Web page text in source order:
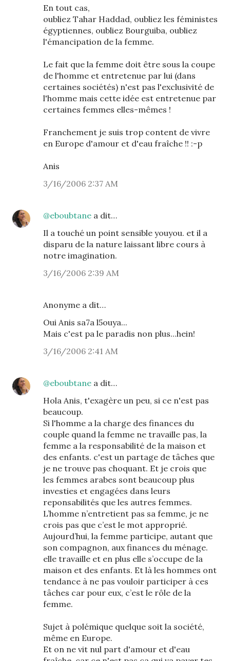
En tout cas,
oubliez Tahar Haddad, oubliez les féministes
égyptiennes, oubliez Bourguiba, oubliez
l'émancipation de la femme.
Le fait que la femme doit être sous la coupe
de l'homme et entretenue par lui (dans
certaines sociétés) n'est pas l'exclusivité de
l'homme mais cette idée est entretenue par
certaines femmes elles-mêmes !
Franchement je suis trop content de vivre
en Europe d'amour et d'eau fraîche !! :-p
Anis
3/16/2006 2:37 AM
@eboubtane a dit…
Il a touché un point sensible youyou. et il a
disparu de la nature laissant libre cours à
notre imagination.
3/16/2006 2:39 AM
Anonyme a dit…
Oui Anis sa7a l5ouya...
Mais c'est pa le paradis non plus...hein!
3/16/2006 2:41 AM
@eboubtane a dit…
Hola Anis, t'exagère un peu, si ce n'est pas
beaucoup.
Si l'homme a la charge des finances du
couple quand la femme ne travaille pas, la
femme a la responsabilité de la maison et
des enfants. c'est un partage de tâches que
je ne trouve pas choquant. Et je crois que
les femmes arabes sont beaucoup plus
investies et engagées dans leurs
reponsabilités que les autres femmes.
L’homme n’entretient pas sa femme, je ne
crois pas que c’est le mot approprié.
Aujourd’hui, la femme participe, autant que
son compagnon, aux finances du ménage.
elle travaille et en plus elle s’occupe de la
maison et des enfants. Et là les hommes ont
tendance à ne pas vouloir participer à ces
tâches car pour eux, c’est le rôle de la
femme.
Sujet à polémique quelque soit la société,
même en Europe.
Et on ne vit nul part d'amour et d'eau